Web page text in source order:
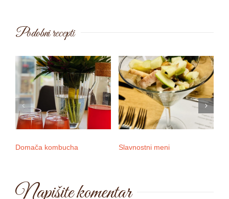
Podobni recepti
Domača kombucha Slavnostni meni
Napišite komentar